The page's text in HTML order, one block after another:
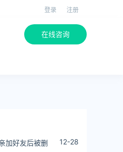
登录 注册
在线咨询
加好友后被删 12-28